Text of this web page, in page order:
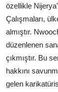
özellikle
Çalışmaları,
almıştır.
düzenlenen
çıkmıştır. Bu
hakkını
gelen